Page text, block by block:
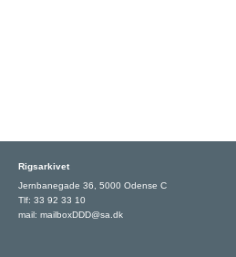
Rigsarkivet
Jernbanegade 36, 5000 Odense C
Tlf: 33 92 33 10
mail: mailboxDDD@sa.dk